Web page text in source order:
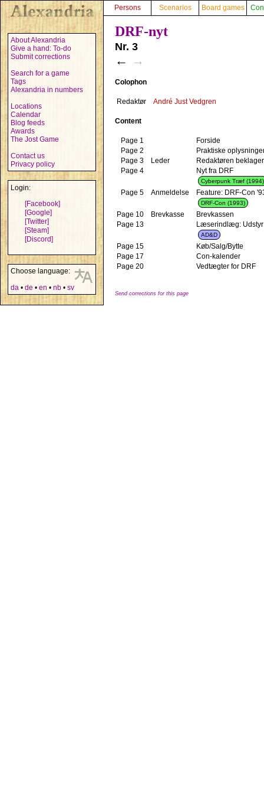
About Alexandria
Give a hand: To-do
Submit corrections
Search for a game
Tags
Alexandria in numbers
Locations
Calendar
Blog feeds
Awards
The Jost Game
Contact us
Privacy policy
Login:
[Facebook]
[Google]
[Twitter]
[Steam]
[Discord]
Choose language:
da • de • en • nb • sv
Persons Scenarios Board games
DRF-nyt
Nr. 3
← →
Colophon
Redaktør André Just Vedgren
Content
Page 1
Forside
Page 2
Praktiske
Page 3
Leder
Redaktøren
Page 4
Nyt fra DRF
Cyberpunk Træf (1994)
Page 5 Anmeldelse Feature: DRF-Con
DRF-Con (1993)
Page 10 Brevkasse
Brevkassen
Page 13
Læserindlæg: Udstyr
AD&D
Page 15
Køb/Salg/Bytte
Page 17
Con-kalender
Page 20
Vedtægter for DRF
Send corrections for this page